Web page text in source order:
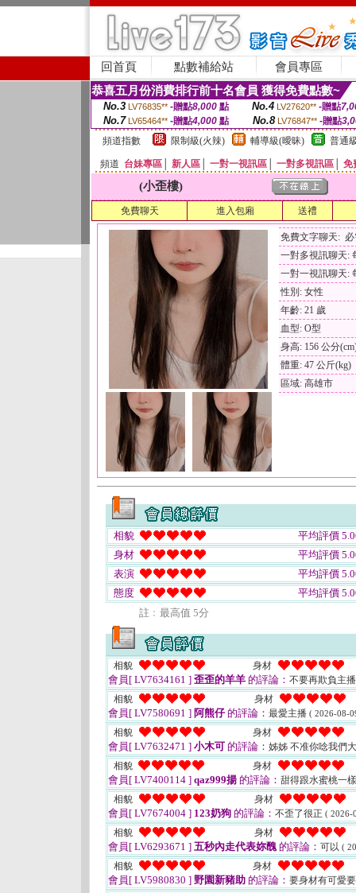
回首頁 點數補給站 會員專區
恭喜五月份消費排行前十名會員 獲得免費點數~
No.3 LV76835** -贈點8,000點 No.4 LV27620** -贈點
No.7 LV65464** -贈點4,000 點 No.8 LV76847** -贈點
頻道指數
限制級(火辣) 輔導級(曖昧) 普通
頻道 台妹專區 新人區 一對一視訊區 一對多視訊區 免
(小歪樓)
免費聊天 進入包廂 送禮
免費文字聊天:
一對多視訊聊天:
一對一視訊聊天:
性別: 女性
年齡: 21 歲
血型: O型
身高: 156 公分
體重: 47 公斤(kg)
區域: 高雄市
相貌
平均評價
身材
平均評價
表演
平均評價
態度
平均評價
註﹕最高值 5分
相貌 身材
會員[ LV7634161 ] 歪歪的羊羊 的評論： 不要再欺負主
相貌
身材
會員[ LV7580691 ] 阿熊仔的評論： 最愛主播 ( 2026-08-
相貌 身材
會員[ LV7632471 ] 小木可 的評論： 姊姊 不准你唸我們
相貌
身材
會員[ LV7400114 ] qaz999揚 的評論： 甜得跟水蜜桃一
相貌
身材
會員[ LV7674004 ] 123奶狗 的評論： 不歪了很正 ( 2026-
相貌 身材
會員[ LV6293671 ] 五秒內走代表妳醜的評論： 可以 (
相貌 身材
會員[ LV5980830 ] 野園新豬助 的評論： 要身材有可愛